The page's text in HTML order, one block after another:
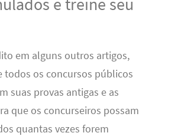
em alguns outros artigos,
todos os concursos públicos
suas provas antigas e as
que os concurseiros possam
quantas vezes forem